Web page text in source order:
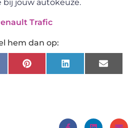
bij jouw autokeuze.
Trafic
hem dan op:
PinterestLinkedInEmail